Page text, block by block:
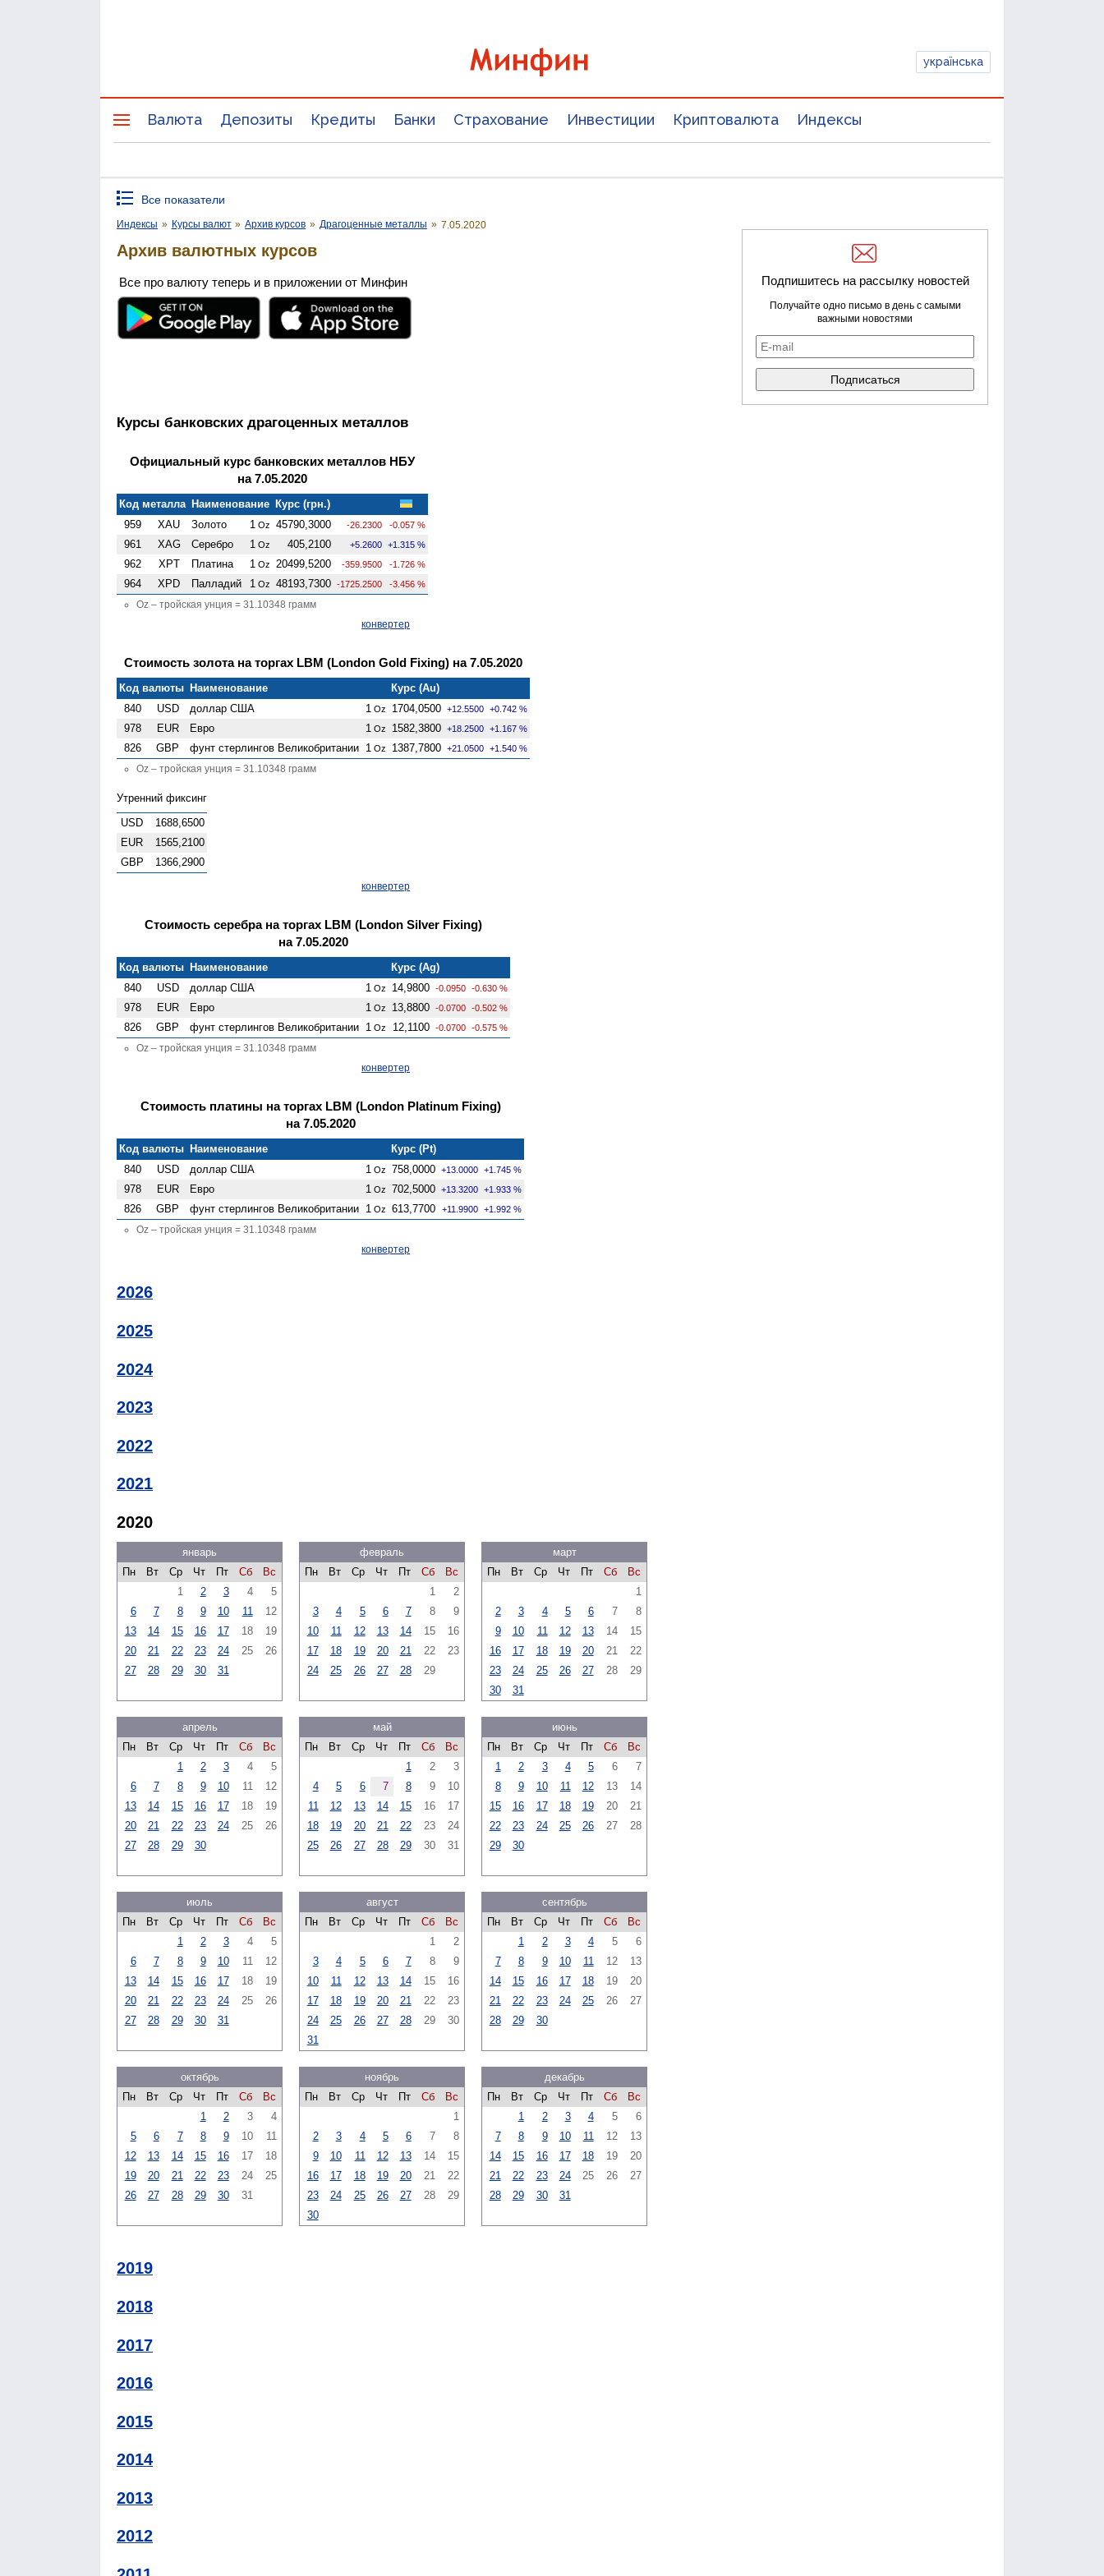
українська
Валюта Депозиты Кредиты Банки Страхование Инвестиции Криптовалюта Индексы
Все показатели
Индексы » Курсы валют » Архив курсов » Драгоценные металлы » 7.05.2020
Архив валютных курсов
Все про валюту теперь и в приложении от Минфин
Курсы банковских драгоценных металлов
Официальный курс банковских металлов НБУ
на 7.05.2020
Код металла Наименование Курс (грн.)
959
XAU Золото 1 Oz 45790,3000 -26.2300 -0.057 %
961 XAG Серебро 1 Oz 405,2100 +5.2600 +1.315 %
962 XPT Платина 1 Oz 20499,5200 -359.9500 -1.726 %
964 XPD Палладий 1 Oz 48193,7300 -1725.2500 -3.456 %
Oz – тройская унция = 31.10348 грамм
конвертер
Стоимость золота на торгах LBM (London Gold Fixing) на 7.05.2020
Код валюты Наименование
Курс (Au)
840
USD доллар США 1 Oz 1704,0500 +12.5500 +0.742 %
978 EUR Евро 1 Oz 1582,3800 +18.2500 +1.167 %
826 GBP фунт стерлингов Велико­британии 1 Oz 1387,7800 +21.0500 +1.540 %
Oz – тройская унция = 31.10348 грамм
Утренний фиксинг
USD
1688,6500
EUR
1565,2100
GBP
1366,2900
конвертер
Стоимость серебра на торгах LBM (London Silver Fixing)
на 7.05.2020
Код валюты Наименование
Курс (Ag)
840
USD доллар США 1 Oz 14,9800 -0.0950 -0.630 %
978 EUR Евро 1 Oz 13,8800 -0.0700 -0.502 %
826 GBP фунт стерлингов Велико­британии 1 Oz 12,1100 -0.0700 -0.575 %
Oz – тройская унция = 31.10348 грамм
конвертер
Стоимость платины на торгах LBM (London Platinum Fixing)
на 7.05.2020
Код валюты Наименование
Курс (Pt)
840
USD доллар США 1 Oz 758,0000 +13.0000 +1.745 %
978 EUR Евро 1 Oz 702,5000 +13.3200 +1.933 %
826 GBP фунт стерлингов Велико­британии 1 Oz 613,7700 +11.9900 +1.992 %
Oz – тройская унция = 31.10348 грамм
конвертер
2026
2025
2024
2023
2022
2021
2020
январь
Пн
Вт Ср Чт Пт Сб
Вс
1
2 3 4
5
6
7 8 9 10 11
12
13
14 15 16 17 18
19
20
21 22 23 24 25
26
27
28 29 30 31
февраль
Пн
Вт Ср Чт Пт Сб
Вс
1
2
3
4 5 6 7 8
9
10
11 12 13 14 15
16
17
18 19 20 21 22
23
24
25 26 27 28 29
март
Пн
Вт Ср Чт Пт Сб
Вс
1
2
3 4 5 6 7
8
9
10 11 12 13 14
15
16
17 18 19 20 21
22
23
24 25 26 27 28
29
30
31
апрель
Пн
Вт Ср Чт Пт Сб
Вс
1
2 3 4
5
6
7 8 9 10 11
12
13
14 15 16 17 18
19
20
21 22 23 24 25
26
27
28 29 30
май
Пн
Вт Ср Чт Пт Сб
Вс
1
2
3
4
5 6 7 8 9
10
11
12 13 14 15 16
17
18
19 20 21 22 23
24
25
26 27 28 29 30 31
июнь
Пн
Вт Ср Чт Пт Сб
Вс
1
2 3 4 5 6
7
8
9 10 11 12 13
14
15
16 17 18 19 20
21
22
23 24 25 26 27
28
29
30
июль
Пн
Вт Ср Чт Пт Сб
Вс
1
2 3 4
5
6
7 8 9 10 11
12
13
14 15 16 17 18
19
20
21 22 23 24 25
26
27
28 29 30 31
август
Пн
Вт Ср Чт Пт Сб
Вс
1
2
3
4 5 6 7 8
9
10
11 12 13 14 15
16
17
18 19 20 21 22
23
24
25 26 27 28 29
30
31
сентябрь
Пн
Вт Ср Чт Пт Сб
Вс
1
2 3 4 5
6
7
8 9 10 11 12
13
14
15 16 17 18 19
20
21
22 23 24 25 26
27
28
29 30
октябрь
Пн
Вт Ср Чт Пт Сб
Вс
1
2 3
4
5
6 7 8 9 10
11
12
13 14 15 16 17
18
19
20 21 22 23 24
25
26
27 28 29 30 31
ноябрь
Пн
Вт Ср Чт Пт Сб
Вс
1
2
3 4 5 6 7
8
9
10 11 12 13 14
15
16
17 18 19 20 21
22
23
24 25 26 27 28
29
30
декабрь
Пн
Вт Ср Чт Пт Сб
Вс
1
2 3 4 5
6
7
8 9 10 11 12
13
14
15 16 17 18 19
20
21
22 23 24 25 26
27
28
29 30 31
2019
2018
2017
2016
2015
2014
2013
2012
Подпишитесь на рассылку новостей
Получайте одно письмо в день с самыми
важными новостями